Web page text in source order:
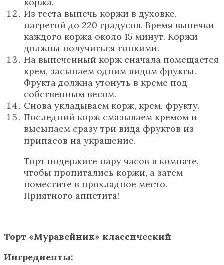
Из теста выпечь коржи в духовке,
нагретой до 220 градусов. Время выпечки
каждого коржа около 15 минут. Коржи
должны получиться тонкими.
На выпеченный корж сначала помещается
крем, засыпаем одним видом фрукты.
Фрукта должна утонуть в креме под
собственным весом.
Снова укладываем корж, крем, фрукту.
Последний корж смазываем кремом и
высыпаем сразу три вида фруктов из
припасов на украшение.
Торт подержите пару часов в комнате,
чтобы пропитались коржи, а затем
поместите в прохладное место.
Приятного аппетита!
Торт «Муравейник» классический
Ингредиенты: